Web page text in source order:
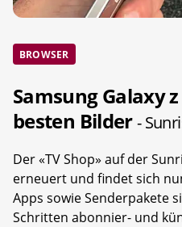
BROWSER
Samsung Galaxy
besten Bilder-
Der «TV Shop» auf der
erneuert und findet sich
Apps sowie Senderpakete
Schritten abonnier- und